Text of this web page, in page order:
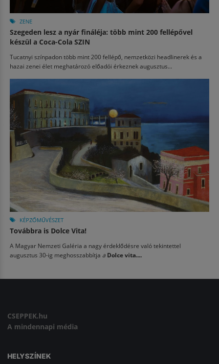
ZENE
Szegeden lesz a nyár fináléja: több mint 200 fellépővel
készül a Coca-Cola SZIN
Tucatnyi színpadon több mint 200 fellépő, nemzetközi headlinerek és a
hazai zenei élet meghatározó előadói érkeznek augusztus...
KÉPZŐMŰVÉSZET
Továbbra is Dolce Vita!
A Magyar Nemzeti Galéria a nagy érdeklődésre való tekintettel
augusztus 30-ig meghosszabbítja a Dolce vita....
CSEPPEK.hu
A mindennapi média
HELYSZÍNEK